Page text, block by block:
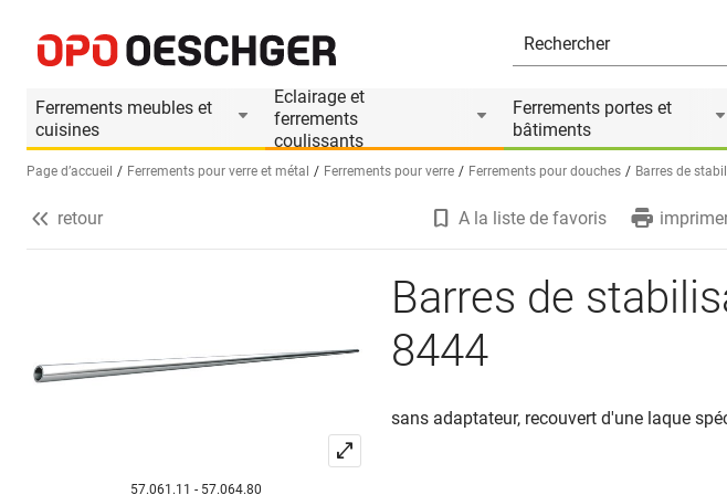
Ferrements meubles et
cuisines
Eclairage et
ferrements
coulissants
Ferrements portes et
bâtiments
Sélectionnez une langue (FR)
Page d’accueil Ferrements pour verre et métal Ferrements pour verre Ferrements pour douches Barres de
Informations produit
Accessoires appropriés
retour A la liste de favoris
57.061.11 - 57.064.80
Barres de
8444
sans adaptateur, recouvert d'une laque